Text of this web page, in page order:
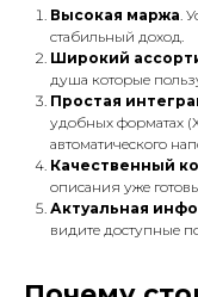
Высокая маржа.
стабильный доход.
Широкий
душа которые
Простая
удобных форматах
автоматического
Качественный
описания уже
Актуальная
видите доступные